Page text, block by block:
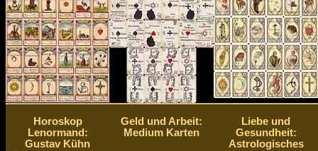
Horoskop
Lenormand:
Gustav Kühn
Geld und Arbeit:
Medium Karten
Liebe und
Gesundheit:
Astrologisches